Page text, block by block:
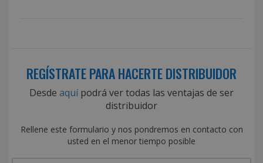
REGÍSTRATE PARA HACERTE DISTRIBUIDOR
Desde aquípodrá ver todas las ventajas de ser
distribuidor
Rellene este formulario y nos pondremos en contacto con
usted en el menor tiempo posible